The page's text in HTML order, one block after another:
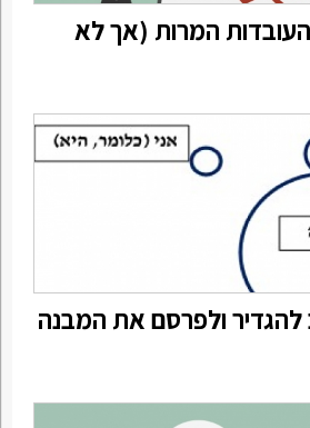
המרות (אך לא
להגדיר ולפרסם את המבנה